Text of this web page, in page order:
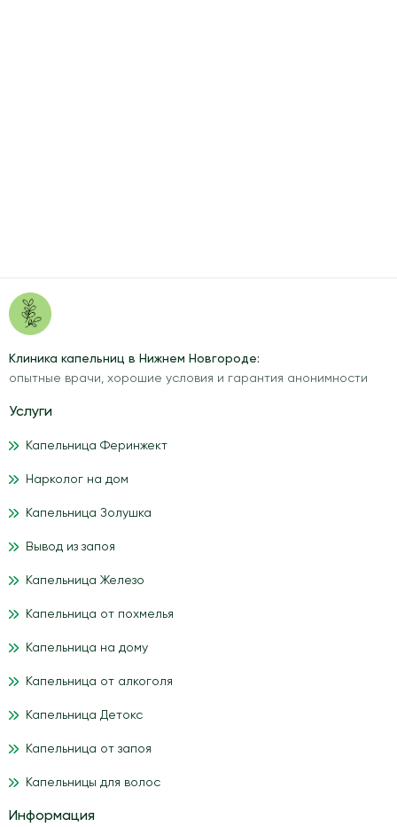
Клиника капельниц в Нижнем Новгороде:
опытные врачи, хорошие условия и гарантия анонимности
Услуги
Капельница Феринжект
Нарколог на дом
Капельница Золушка
Вывод из запоя
Капельница Железо
Капельница от похмелья
Капельница на дому
Капельница от алкоголя
Капельница Детокс
Капельница от запоя
Капельницы для волос
Информация